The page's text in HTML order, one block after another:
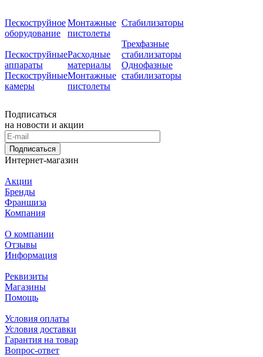
Пескоструйное
оборудование
Пескоструйные
аппараты
Пескоструйные
камеры
Монтажные
пистолеты
Расходные
материалы
Монтажные
пистолеты
Стабилизаторы
Трехфазные
стабилизаторы
Однофазные
стабилизаторы
Подписаться
на новости и акции
Подписаться
Интернет-магазин
Акции
Бренды
Франшиза
Компания
О компании
Отзывы
Информация
Реквизиты
Магазины
Помощь
Условия оплаты
Условия доставки
Гарантия на товар
Вопрос-ответ